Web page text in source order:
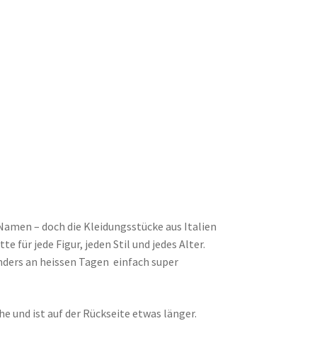
– doch die Kleidungsstücke aus Italien
für jede Figur, jeden Stil und jedes Alter.
an heissen Tagen einfach super
und ist auf der Rückseite etwas länger.